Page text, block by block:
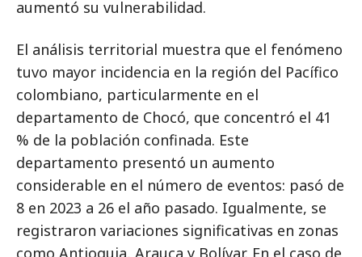
aumentó su vulnerabilidad.
El análisis territorial muestra que el fenómeno
tuvo mayor incidencia en la región del Pacífico
colombiano, particularmente en el
departamento de Chocó, que concentró el 41
% de la población confinada. Este
departamento presentó un aumento
considerable en el número de eventos: pasó de
8 en 2023 a 26 el año pasado. Igualmente, se
registraron variaciones significativas en zonas
como Antioquia, Arauca y Bolívar. En el caso de